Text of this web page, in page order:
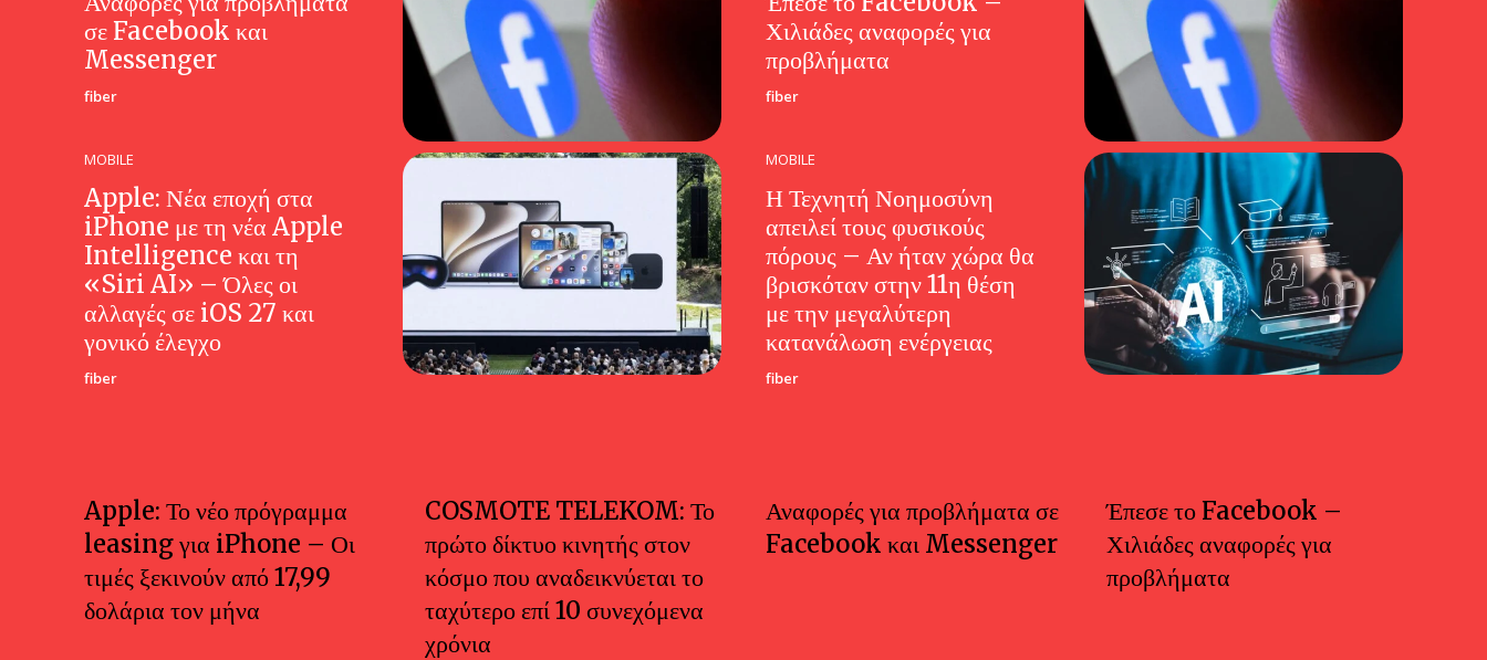
σε Facebook και
Messenger
fiber
Χιλιάδες αναφορές για
προβλήματα
fiber
MOBILE
Apple: Νέα εποχή στα
iPhone με τη νέα Apple
Intelligence και τη
«Siri AI» – Όλες οι
αλλαγές σε iOS 27 και
γονικό έλεγχο
fiber
MOBILE
Η Τεχνητή Νοημοσύνη
απειλεί τους φυσικούς
πόρους – Αν ήταν χώρα θα
βρισκόταν στην 11η θέση
με την μεγαλύτερη
κατανάλωση ενέργειας
fiber
Apple: Το νέο πρόγραμμα
leasing για iPhone – Οι
τιμές ξεκινούν από 17,99
δολάρια τον μήνα
COSMOTE TELEKOM: Το
πρώτο δίκτυο κινητής στον
κόσμο που αναδεικνύεται το
ταχύτερο επί 10 συνεχόμενα
χρόνια
Αναφορές για προβλήματα σε
Facebook και Messenger
Έπεσε το Facebook –
Χιλιάδες αναφορές για
προβλήματα